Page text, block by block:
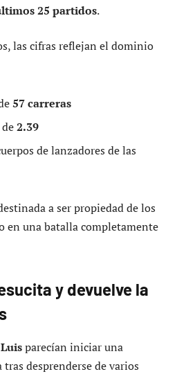
25 partidos.
las cifras reflejan el dominio
57 carreras
2.39
de lanzadores de las
a ser propiedad de los
en una batalla completamente
y devuelve la
parecían iniciar una
desprenderse de varios